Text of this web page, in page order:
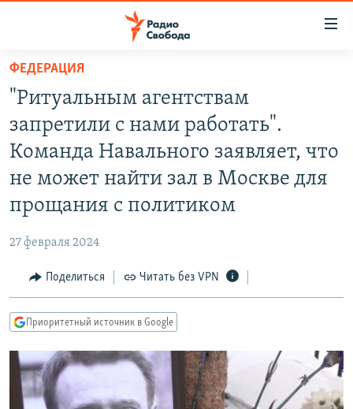
упрощенного
доступа
основному
содержанию
главной
навигации
Вернутся
поиску
ПРОГРАММЫ
ПОДКАСТЫ
АВТОРСКИЕ ПРОЕКТЫ
ЦИТАТЫ СВОБОДЫ
МНЕНИЯ
IDEL.РЕАЛИИ
КАВКАЗ.РЕАЛИИ
СЕВЕР.РЕАЛИИ
РАСПИСАНИЕ ВЕЩАНИЯ
ПОДПИШИТЕСЬ НА РАССЫЛКУ
ФЕДЕРАЦИЯ
"Ритуальным агентствам
запретили с нами работать".
Команда Навального заявляет, что
не может найти зал в Москве для
прощания с политиком
27 февраля 2024
Поделиться Читать без VPN
Приоритетный источник в Google